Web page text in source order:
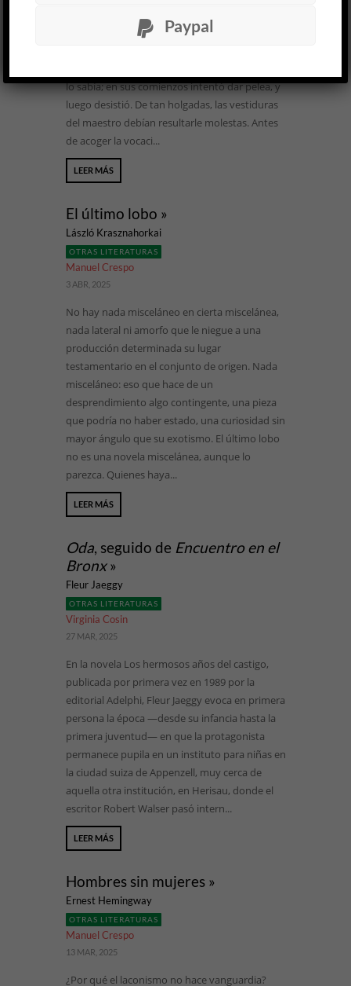
pasivamente una herencia; al contrario, la faena
lo sabía; en sus comienzos intentó dar pelea, y
luego desistió. De tan holgadas, las vestiduras
del maestro debían resultarle molestas. Antes
de acoger la vocaci...
LEER MÁS
El último lobo »
László Krasznahorkai
OTRAS LITERATURAS
Manuel Crespo
3 ABR, 2025
No hay nada misceláneo en cierta miscelánea,
nada lateral ni amorfo que le niegue a una
producción determinada su lugar
testamentario en el conjunto de origen. Nada
misceláneo: eso que hace de un
desprendimiento algo contingente, una pieza
que podría no haber estado, una curiosidad sin
mayor ángulo que su exotismo. El último lobo
no es una novela miscelánea, aunque lo
parezca. Quienes haya...
LEER MÁS
Oda, seguido de Encuentro en el
Bronx»
Fleur Jaeggy
OTRAS LITERATURAS
Virginia Cosin
27 MAR, 2025
En la novela Los hermosos años del castigo,
publicada por primera vez en 1989 por la
editorial Adelphi, Fleur Jaeggy evoca en primera
persona la época —desde su infancia hasta la
primera juventud— en que la protagonista
permanece pupila en un instituto para niñas en
la ciudad suiza de Appenzell, muy cerca de
aquella otra institución, en Herisau, donde el
escritor Robert Walser pasó intern...
LEER MÁS
Hombres sin mujeres »
Ernest Hemingway
OTRAS LITERATURAS
Manuel Crespo
13 MAR, 2025
¿Por qué el laconismo no hace vanguardia?
Paypal